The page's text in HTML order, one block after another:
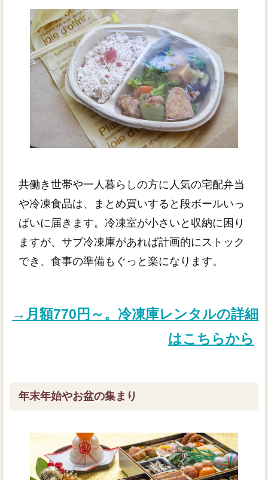
共働き世帯や一人暮らしの方に人気の宅配弁当
や冷凍食品は、まとめ買いすると段ボールいっ
ぱいに届きます。冷凍室が小さいと収納に困り
ますが、サブ冷凍庫があれば計画的にストック
でき、食事の準備もぐっと楽になります。
→月額770円～。冷凍庫レンタルの詳細
はこちらから
年末年始やお盆の集まり